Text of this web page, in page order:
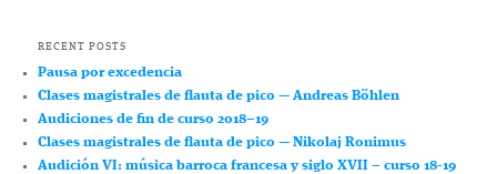
RECENT POSTS
Pausa por excedencia
Clases magistrales de flauta de pico — Andreas Böhlen
Audiciones de fin de curso 2018–19
Clases magistrales de flauta de pico — Nikolaj Ronimus
Audición VI: música barroca francesa y siglo XVII – curso 18-19